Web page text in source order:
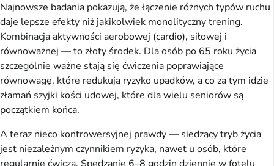
Najnowsze badania pokazują, że łączenie różnych typów ruchu
daje lepsze efekty niż jakikolwiek monolityczny trening.
Kombinacja aktywności aerobowej (cardio), siłowej i
równoważnej — to złoty środek. Dla osób po 65 roku życia
szczególnie ważne stają się ćwiczenia poprawiające
równowagę, które redukują ryzyko upadków, a co za tym idzie
złamań szyjki kości udowej, które dla wielu seniorów są
początkiem końca.
A teraz nieco kontrowersyjnej prawdy — siedzący tryb życia
jest niezależnym czynnikiem ryzyka, nawet u osób, które